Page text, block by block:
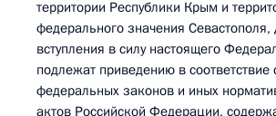
территории Республики Крым и
федерального значения Севастополя,
вступления в силу настоящего
подлежат приведению в соответствие
федеральных законов и иных
актов Российской Федерации,